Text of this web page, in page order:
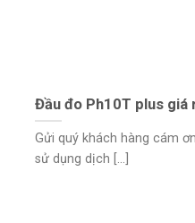
Đầu đo Ph10T plus giá
Gửi quý khách hàng cám
sử dụng dịch [...]